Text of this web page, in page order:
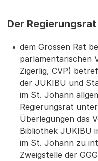
Der
dem Grossen Rat
parlamentarischen
Zigerlig, CVP)
der JUKIBU und
im St. Johann
Regierungsrat
Überlegungen das
Bibliothek JUKIBU
im St. Johann zu
Zweigstelle der